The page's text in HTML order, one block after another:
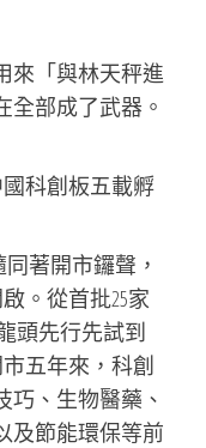
來「與林天秤進
全部成了武器。
國科創板五載孵
同著開市鑼聲，
。從首批25家
頭先行先試到
五年來，科創
巧、生物醫藥、
及節能環保等前